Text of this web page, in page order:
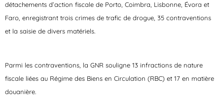
détachements d’action fiscale de Porto, Coimbra, Lisbonne, Évora et
Faro, enregistrant trois crimes de trafic de drogue, 35 contraventions
et la saisie de divers matériels.
Parmi les contraventions, la GNR souligne 13 infractions de nature
fiscale liées au Régime des Biens en Circulation (RBC) et 17 en matière
douanière.